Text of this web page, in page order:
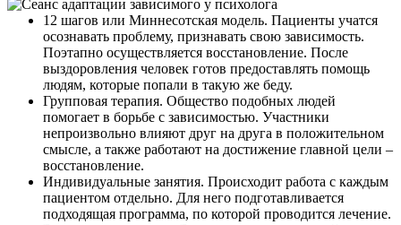
12 шагов или Миннесотская модель. Пациенты учатся
осознавать проблему, признавать свою зависимость.
Поэтапно осуществляется восстановление. После
выздоровления человек готов предоставлять помощь
людям, которые попали в такую же беду.
Групповая терапия. Общество подобных людей
помогает в борьбе с зависимостью. Участники
непроизвольно влияют друг на друга в положительном
смысле, а также работают на достижение главной цели –
восстановление.
Индивидуальные занятия. Происходит работа с каждым
пациентом отдельно. Для него подготавливается
подходящая программа, по которой проводится лечение.